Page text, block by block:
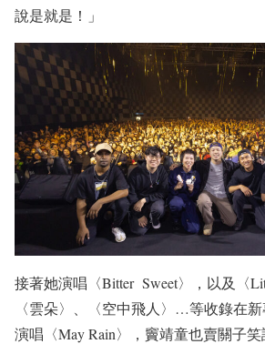
說是就是！」
接著她演唱〈Bitter Sweet〉，以及〈
〈雲朵〉、〈空中飛人〉…等收錄在
演唱〈May Rain〉，竇靖童也賣關子